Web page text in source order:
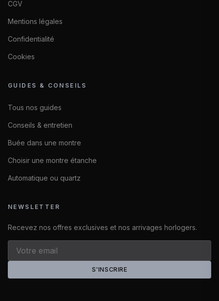
CGV
Mentions légales
Confidentialité
Cookies
GUIDES & CONSEILS
Tous nos guides
Conseils & entretien
Buée dans une montre
Choisir une montre étanche
Automatique ou quartz
NEWSLETTER
Recevez nos offres exclusives et nos arrivages horlogers.
S'INSCRIRE